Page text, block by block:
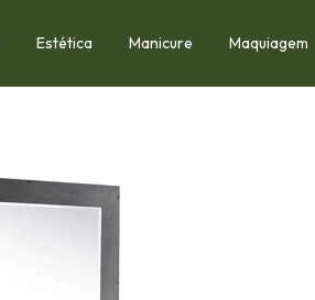
Estética Manicure Maquiagem